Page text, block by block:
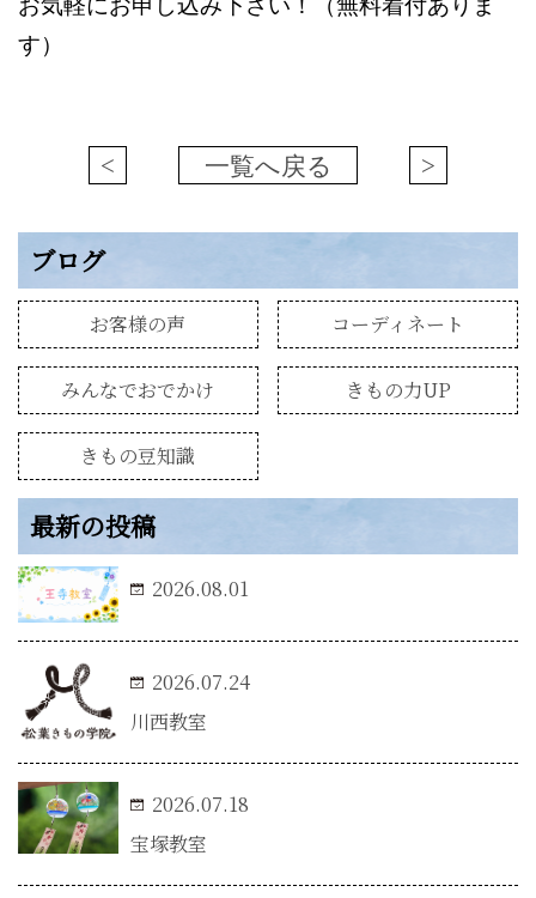
お気軽にお申し込み下さい！（無料着付ありま
す）
< 一覧へ戻る >
ブログ
お客様の声 コーディネート
みんなでおでかけ きもの力UP
きもの豆知識
最新の投稿
2026.08.01
川西教室
2026.07.24
宝塚教室
2026.07.18